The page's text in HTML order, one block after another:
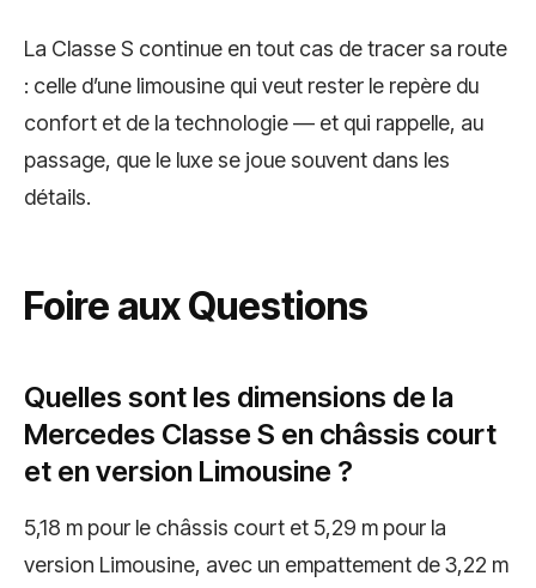
La Classe S continue en tout cas de tracer sa route
: celle d’une limousine qui veut rester le repère du
confort et de la technologie — et qui rappelle, au
passage, que le luxe se joue souvent dans les
détails.
Foire aux Questions
Quelles sont les dimensions de la
Mercedes Classe S en châssis court
et en version Limousine ?
5,18 m pour le châssis court et 5,29 m pour la
version Limousine, avec un empattement de 3,22 m